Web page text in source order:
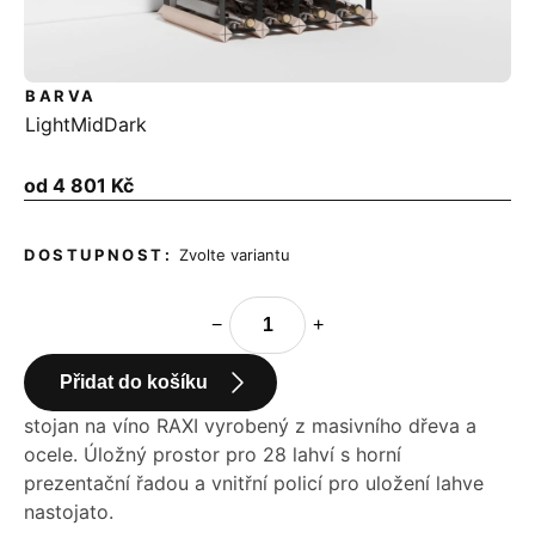
od 4 801 KčMěrná
Zvolte variantu
BARVA
LightMidDark
+
−
Přidat do košíku
stojan na víno RAXI vyrobený z masivního dřeva a
ocele. Úložný prostor pro 28 lahví s horní
prezentační řadou a vnitřní policí pro uložení lahve
nastojato.